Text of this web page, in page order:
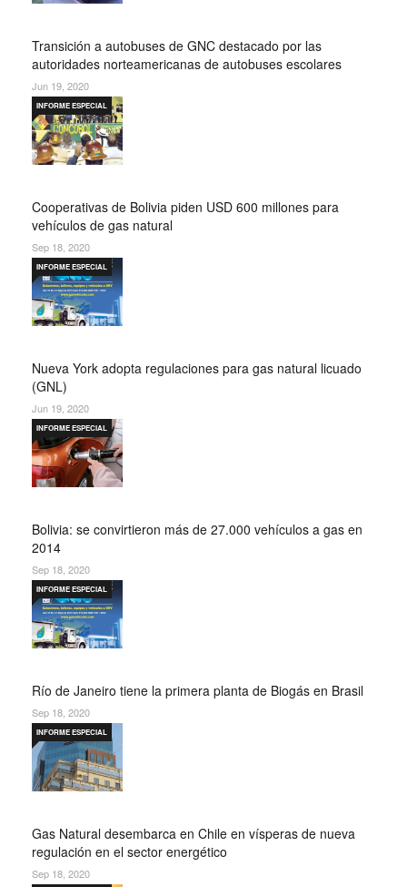
Transición a autobuses de GNC destacado por las
autoridades norteamericanas de autobuses escolares
Jun 19, 2020
Cooperativas de Bolivia piden USD 600 millones para
vehículos de gas natural
INFORME ESPECIAL
Sep 18, 2020
Nueva York adopta regulaciones para gas natural licuado
(GNL)
INFORME ESPECIAL
Jun 19, 2020
Bolivia: se convirtieron más de 27.000 vehículos a gas en
2014
INFORME ESPECIAL
Sep 18, 2020
Río de Janeiro tiene la primera planta de Biogás en Brasil
INFORME ESPECIAL
Sep 18, 2020
Gas Natural desembarca en Chile en vísperas de nueva
regulación en el sector energético
INFORME ESPECIAL
Sep 18, 2020